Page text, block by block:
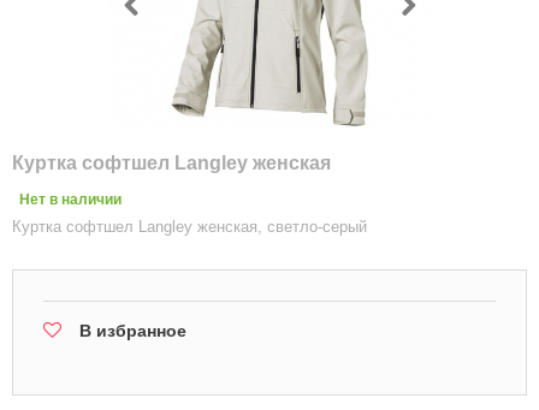
Куртка софтшел Langley женская
Нет в наличии
Куртка софтшел Langley женская, светло-серый
В избранное